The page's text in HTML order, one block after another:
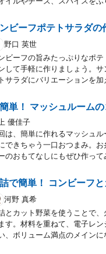
ビーフポテトサラダの
野口 英世
ビーフの旨みたっぷりなポ
して手軽に作りましょう。
サラダにバリエーションを加
単！ マッシュルーム
優佳子
は、簡単に作れるマッシュ
できちゃう一口おつまみ。
のおもてなしにもぜひ作って
で簡単！ コンビーフ
河野 真希
とカット野菜を使うことで
す。材料を重ねて、電子レ
、ボリューム満点のメインに